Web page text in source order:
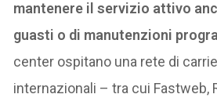
mantenere il servizio attivo
guasti o di manutenzioni
center ospitano una rete di
internazionali – tra cui Fastweb,